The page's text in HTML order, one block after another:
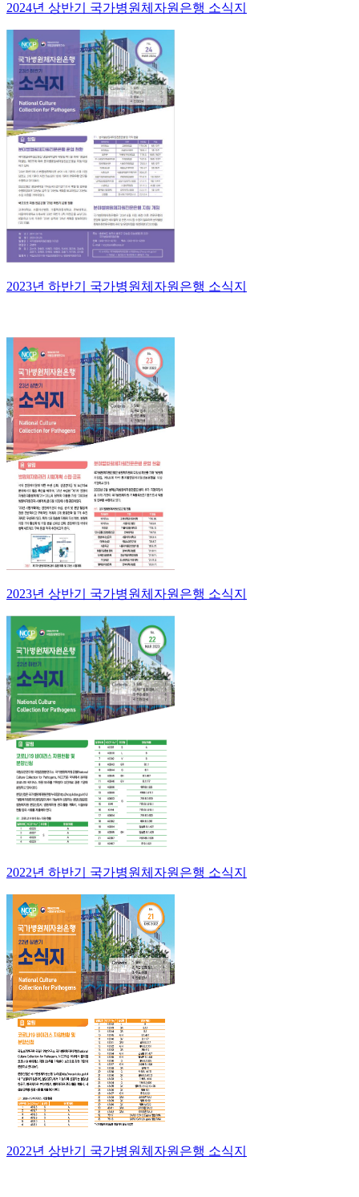
2024년 상반기 국가병원체자원은행 소식지
2023년 하반기 국가병원체자원은행 소식지
2023년 상반기 국가병원체자원은행 소식지
2022년 하반기 국가병원체자원은행 소식지
2022년 상반기 국가병원체자원은행 소식지